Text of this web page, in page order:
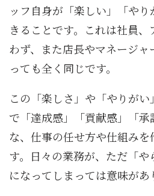
ッフ自身が「楽しい」「や
きることです。これは社員
わず、また店長やマネージ
っても全く同じです。
この「楽しさ」や「やりが
で「達成感」「貢献感」「承
な、仕事の任せ方や仕組み
す。日々の業務が、ただ「や
になってしまっては意味があ